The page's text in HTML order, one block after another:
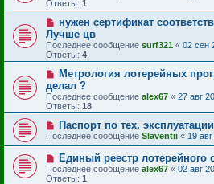
Ответы: 1
нужен сертификат
Лучше цв
Последнее сообщение surf321 « 02 сен
Ответы: 4
Метрология лотерейных
делал ?
Последнее сообщение alex67 « 27 авг
Ответы: 18
Паспорт по тех.
Последнее сообщение Slaventii « 19
Единый реестр лотерейного
Последнее сообщение alex67 « 02 авг
Ответы: 1